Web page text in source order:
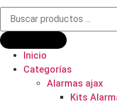
Búsqueda
productos
Inicio
Categorías
Alarmas ajax
Kits